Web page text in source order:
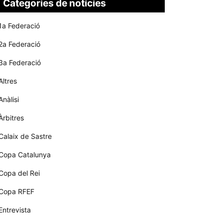
Categories de notícies
Federació
Federació
Federació
de Sastre
Catalunya
del Rei
RFEF